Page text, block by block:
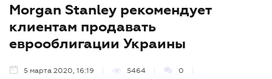
Morgan Stanley рекомендует
клиентам продавать
еврооблигации Украины
5 марта 2020, 16:19 5464 0